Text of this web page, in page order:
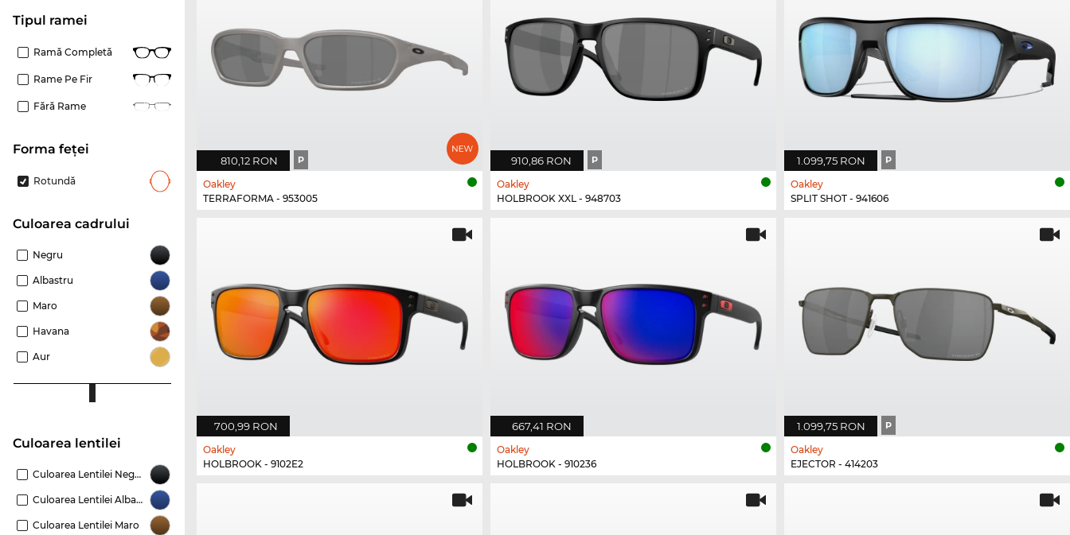
Tipul ramei
Ramă Completă
Rame Pe Fir
Fără Rame
Forma feței
Rotundă
Culoarea cadrului
Negru
Albastru
Maro
Havana
Aur
Culoarea lentilei
Culoarea Lentilei Negru
Culoarea Lentilei Albastru
Culoarea Lentilei Maro
810,12 RON P
Oakley
TERRAFORMA - 953005
910,86 RON P
Oakley
HOLBROOK XXL - 948703
1.099,75 RON P
Oakley
SPLIT SHOT - 941606
700,99 RON
Oakley
HOLBROOK - 9102E2
667,41 RON
Oakley
HOLBROOK - 910236
1.099,75 RON P
Oakley
EJECTOR - 414203